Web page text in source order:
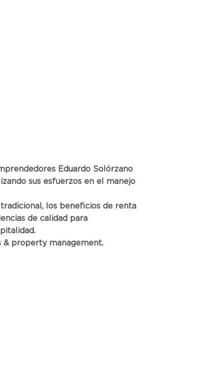
Eduardo Solórzano
sus esfuerzos en el manejo
los beneficios de renta
de calidad para
& property management.